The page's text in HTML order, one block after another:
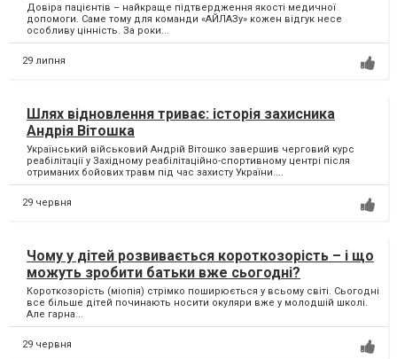
Довіра пацієнтів – найкраще підтвердження якості медичної
допомоги. Саме тому для команди «АЙЛАЗу» кожен відгук несе
особливу цінність. За роки...
29 липня
Шлях відновлення триває: історія захисника
Андрія Вітошка
Український військовий Андрій Вітошко завершив черговий курс
реабілітації у Західному реабілітаційно-спортивному центрі після
отриманих бойових травм під час захисту України....
29 червня
Чому у дітей розвивається короткозорість – і що
можуть зробити батьки вже сьогодні?
Короткозорість (міопія) стрімко поширюється у всьому світі. Сьогодні
все більше дітей починають носити окуляри вже у молодшій школі.
Але гарна...
29 червня